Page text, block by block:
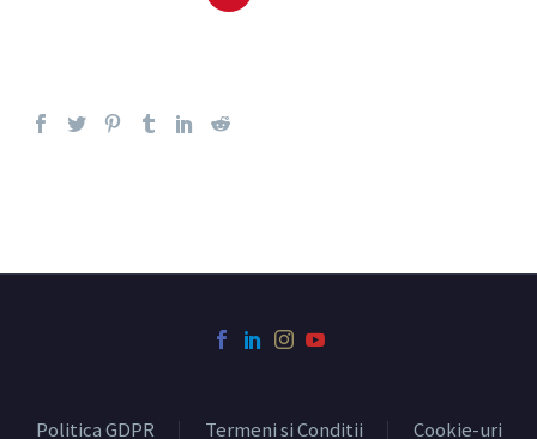
Politica GDPR Termeni si Conditii Cookie-uri